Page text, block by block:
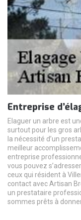
Entreprise
Elaguer un arbre est
surtout pour les gros
la nécessité d’un
meilleur
entreprise
vous pouvez
ceux qui résident à
contact avec Artisan
un prestataire
sommes prêts à